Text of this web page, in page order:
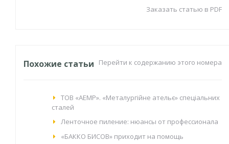
Заказать статью в PDF
Похожие статьи Перейти к содержанию этого номера
ТОВ «АЕМР». «Металургійне ательє» спеціальних
сталей
Ленточное пиление: нюансы от профессионала
«БАККО БИСОВ» приходит на помощь